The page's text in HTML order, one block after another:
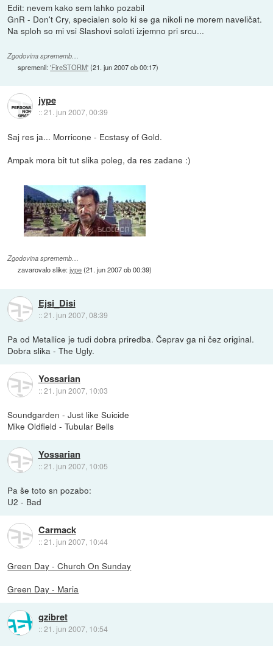
Edit: nevem kako sem lahko pozabil
GnR - Don't Cry, specialen solo ki se ga nikoli ne morem naveličat.
Na sploh so mi vsi Slashovi soloti izjemno pri srcu...
Zgodovina sprememb…
spremenil:'FireSTORM'(21. jun 2007 ob 00:17)
jype
::21. jun 2007, 00:39
Saj res ja... Morricone - Ecstasy of Gold.
Ampak mora bit tut slika poleg, da res zadane :)
Zgodovina sprememb…
zavarovalo slike:jype(21. jun 2007 ob 00:39)
Ejsi_Disi
::21. jun 2007, 08:39
Pa od Metallice je tudi dobra priredba. Čeprav ga ni čez original.
Dobra slika - The Ugly.
Yossarian
::21. jun 2007, 10:03
Soundgarden - Just like Suicide
Mike Oldfield - Tubular Bells
Yossarian
::21. jun 2007, 10:05
Pa še toto sn pozabo:
U2 - Bad
Carmack
::21. jun 2007, 10:44
Green Day - Church On Sunday
Green Day - Maria
gzibret
::21. jun 2007, 10:54